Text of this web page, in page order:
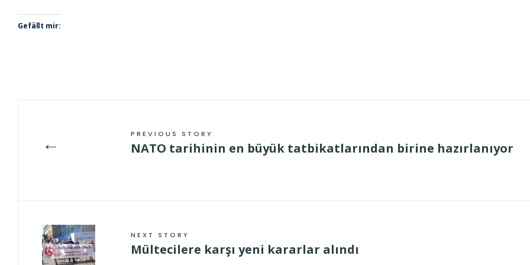
Gefällt mir:
← PREVIOUS STORY
NATO tarihinin en büyük tatbikatlarından birine hazırlanıyor
NEXT STORY
Mültecilere karşı yeni kararlar alındı